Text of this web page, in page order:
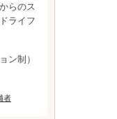
らのス
ライフ
ン制）
者